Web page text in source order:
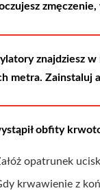
znajdziesz
metra. Zainstaluj
obfity
opatrunek
krwawienie z